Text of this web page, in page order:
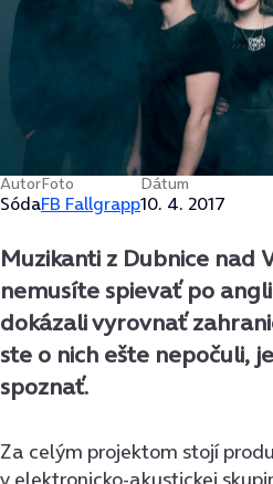
Autor
Sóda
Foto
FB Fallgrapp
Dátum
10. 4. 2017
Muzikanti z Dubnice nad
nemusíte spievať po
dokázali vyrovnať
ste o nich ešte nepočuli,
spoznať.
Za celým projektom stojí